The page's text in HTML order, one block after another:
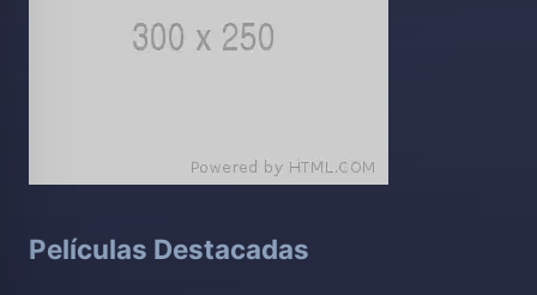
Películas Destacadas